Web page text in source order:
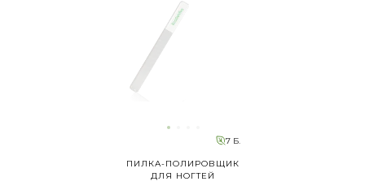
7 Б.
ПИЛКА-ПОЛИРОВЩИК
ДЛЯ НОГТЕЙ